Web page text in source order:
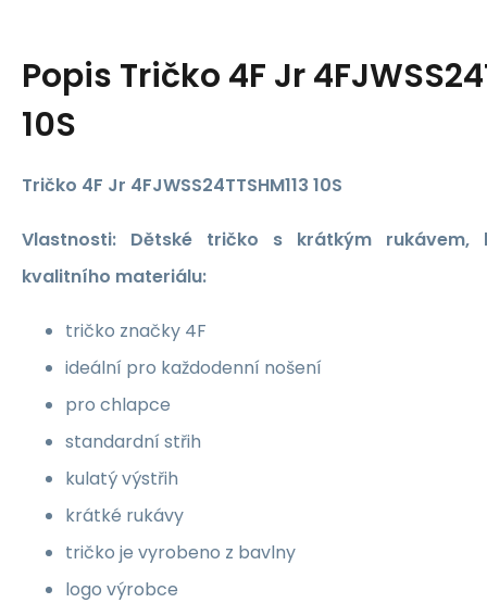
Popis Tričko 4F Jr
10S
Tričko 4F Jr 4FJWSS24TTSHM113 10S
Vlastnosti: Dětské tričko s krátkým
kvalitního materiálu:
tričko značky 4F
ideální pro každodenní nošení
pro chlapce
standardní střih
kulatý výstřih
krátké rukávy
tričko je vyrobeno z bavlny
logo výrobce